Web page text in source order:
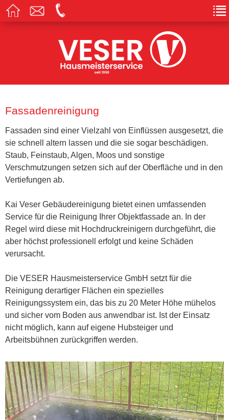
Fassadenreinigung
Fassaden sind einer Vielzahl von Einflüssen ausgesetzt, die
sie schnell altern lassen und die sie sogar beschädigen.
Staub, Feinstaub, Algen, Moos und sonstige
Verschmutzungen setzen sich auf der Oberfläche und in den
Vertiefungen ab.
Kai Veser Gebäudereinigung bietet einen umfassenden
Service für die Reinigung Ihrer Objektfassade an. In der
Regel wird diese mit Hochdruckreinigern durchgeführt, die
aber höchst professionell erfolgt und keine Schäden
verursacht.
Die VESER Hausmeisterservice GmbH setzt für die
Reinigung derartiger Flächen ein spezielles
Reinigungssystem ein, das bis zu 20 Meter Höhe mühelos
und sicher vom Boden aus anwendbar ist. Ist der Einsatz
nicht möglich, kann auf eigene Hubsteiger und
Arbeitsbühnen zurückgriffen werden.